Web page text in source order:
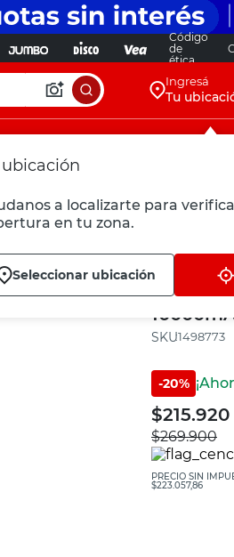
Código
de
ética
Ingresá
Tu
a localizarte para
en tu zona.
Seleccionar ubicaciónGoodyear
:1498773
-20%
$215.920
$269.900
PRECIO SIN
$223.057,86